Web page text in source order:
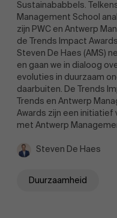
Sustainababbels.
Management School
zijn PWC en Antwerp
de Trends Impact
Steven De Haes (AMS)
en gaan we in dialoog
evoluties in duurzaam
daarbuiten. De Trends
Trends en Antwerp
Awards zijn een initiatief
met Antwerp
Steven De Haes
Duurzaamheid